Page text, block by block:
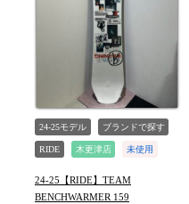
24-25モデル ブランドで探す
RIDE 木更津店 未使用
値下げしました
24-25【RIDE】TEAM
BENCHWARMER 159